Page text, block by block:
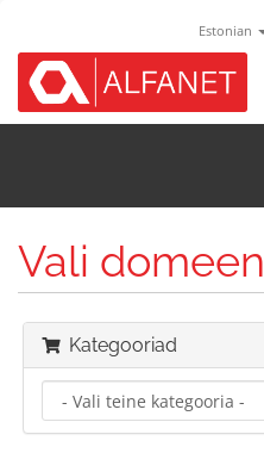
Estonian
Vali domeen
Kategooriad